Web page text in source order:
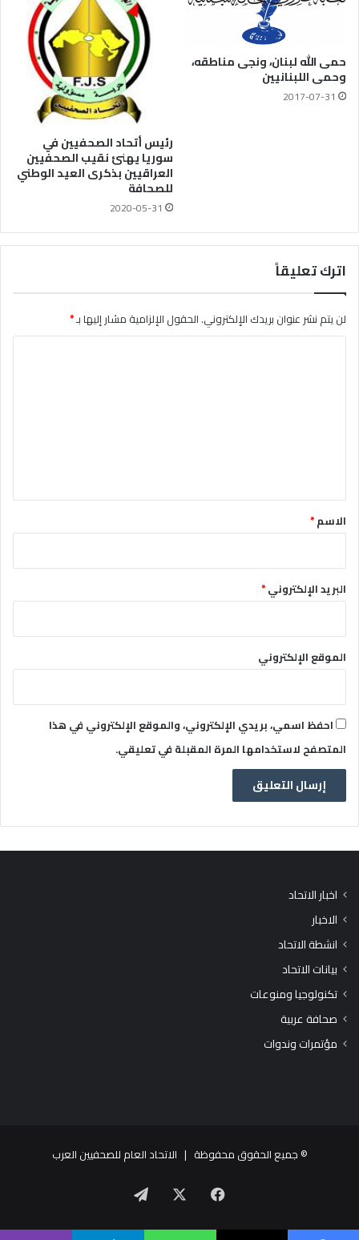
حمى الله لبنان، ونجى مناطقه،
وحمى اللبنانيين
2017-07-31
رئيس أتحاد الصحفيين في
سوريا يهنئ نقيب الصحفيين
العراقيين بذكرى العيد الوطني
للصحافة
2020-05-31
اترك تعليقاً
لن يتم نشر عنوان بريدك الإلكتروني.الحقول الإلزامية مشار إليها بـ*
*الاسم*
البريد الإلكتروني*
الموقع الإلكتروني
احفظ اسمي، بريدي الإلكتروني، والموقع الإلكتروني في هذا
المتصفح لاستخدامها المرة المقبلة في تعليقي.
اخبار الاتحاد
الاخبار
انشطة الاتحاد
بيانات الاتحاد
تكنولوجيا ومنوعات
صحافة عربية
مؤتمرات وندوات
© جميع الحقوق محفوظة | الاتحاد العام للصحفيين العرب
فيسبوك تيلقرام